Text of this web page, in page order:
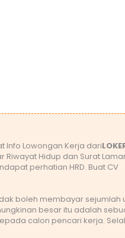
Lowongan Kerja dari
Riwayat Hidup dan Surat
perhatian HRD. Buat CV
boleh membayar
besar itu adalah
calon pencari kerja.